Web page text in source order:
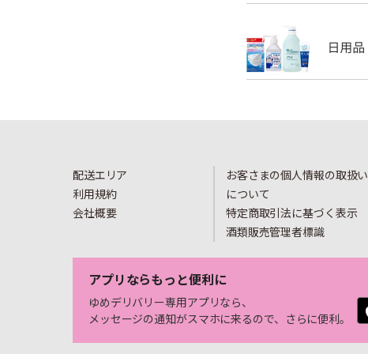
配送エリア
利用規約
会社概要
お客さまの個人情報の取扱い
について
特定商取引法に基づく表示
酒類販売管理者標識
アプリならもっと便利に
ゆめデリバリー専用アプリなら、
メッセージの通知がスマホに来るので、さらに便利。